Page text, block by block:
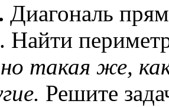
Диагональ
Найти
такая же,
Решите